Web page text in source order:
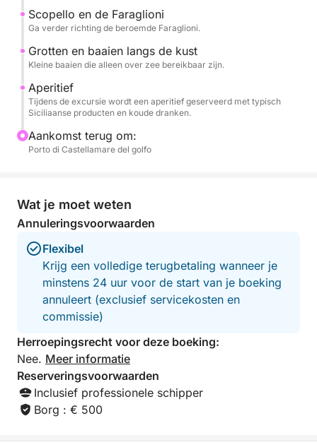
Een aperitief of lunch met typisch Siciliaanse
wordt aan boord geserveerd, waarmee de ervaring
van de lokale traditie.
Een ideale activiteit voor stellen, gezinnen en kleine
groepen, perfect voor wie de kust van Palermo wil
Scopello en de Faraglioni
Ga verder richting de beroemde Faraglioni.
Grotten en baaien langs de kust
Kleine baaien die alleen over zee bereikbaar zijn.
Aperitief
Tijdens de excursie wordt een aperitief geserveerd met typisch
Siciliaanse producten en koude dranken.
Aankomst terug om:
Porto di Castellamare del golfo
Wat je moet weten
Annuleringsvoorwaarden
Flexibel
Krijg een volledige terugbetaling wanneer je
minstens 24 uur voor de start van je boeking
annuleert (exclusief servicekosten en
commissie)
Herroepingsrecht voor deze boeking:
Nee. Meer informatie
Reserveringsvoorwaarden
Inclusief professionele schipper
Borg : € 500